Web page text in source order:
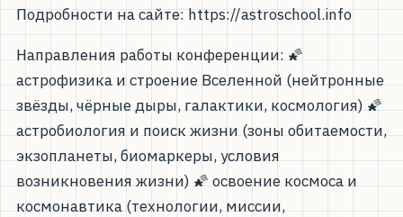
Подробности на сайте: https://astroschool.info
Направления работы конференции: 🌠
астрофизика и строение Вселенной (нейтронные
звёзды, чёрные дыры, галактики, космология) 🌠
астробиология и поиск жизни (зоны обитаемости,
экзопланеты, биомаркеры, условия
возникновения жизни) 🌠 освоение космоса и
космонавтика (технологии, миссии,